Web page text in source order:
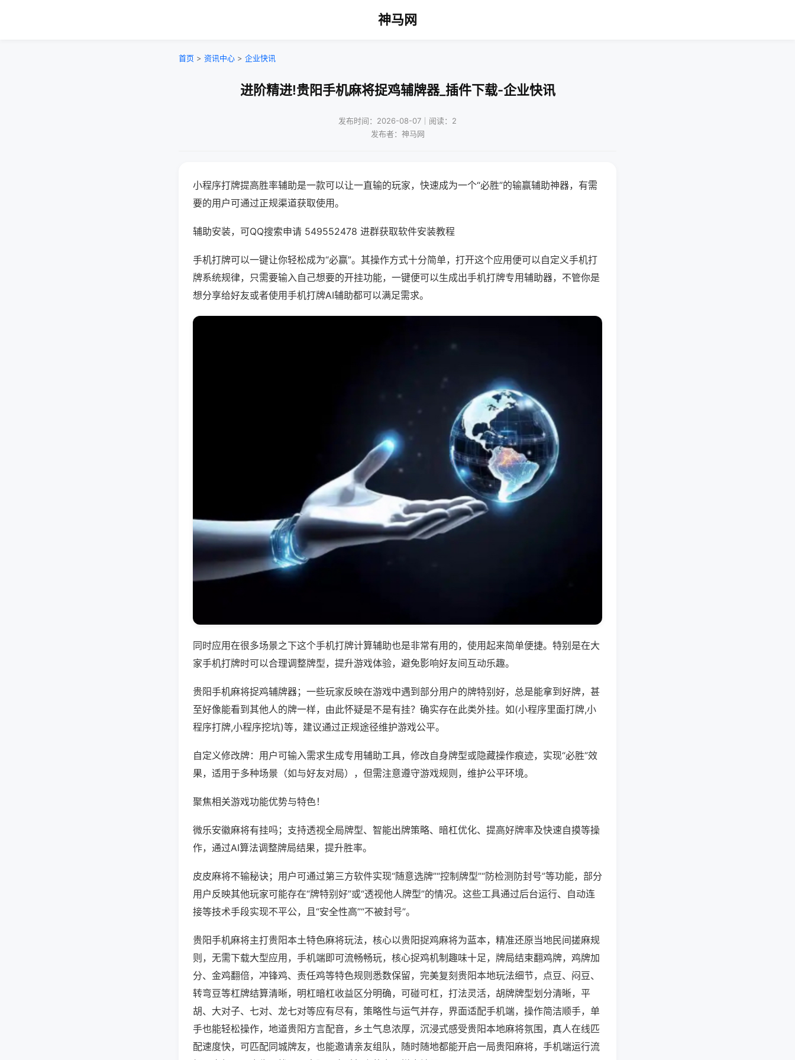
神马网
首页 > 资讯中心 > 企业快讯
进阶精进!贵阳手机麻将捉鸡辅牌器_插件下载-企业快讯
发布时间：2026-08-07｜阅读：2
发布者：神马网
小程序打牌提高胜率辅助是一款可以让一直输的玩家，快速成为一个“必胜”的输赢辅助神器，有需
要的用户可通过正规渠道获取使用。
辅助安装，可QQ搜索申请 549552478 进群获取软件安装教程
手机打牌可以一键让你轻松成为“必赢”。其操作方式十分简单，打开这个应用便可以自定义手机打
牌系统规律，只需要输入自己想要的开挂功能，一键便可以生成出手机打牌专用辅助器，不管你是
想分享给好友或者使用手机打牌AI辅助都可以满足需求。
同时应用在很多场景之下这个手机打牌计算辅助也是非常有用的，使用起来简单便捷。特别是在大
家手机打牌时可以合理调整牌型，提升游戏体验，避免影响好友间互动乐趣。
贵阳手机麻将捉鸡辅牌器；一些玩家反映在游戏中遇到部分用户的牌特别好，总是能拿到好牌，甚
至好像能看到其他人的牌一样，由此怀疑是不是有挂？确实存在此类外挂。如(小程序里面打牌,小
程序打牌,小程序挖坑)等，建议通过正规途径维护游戏公平。
自定义修改牌：用户可输入需求生成专用辅助工具，修改自身牌型或隐藏操作痕迹，实现“必胜”效
果，适用于多种场景（如与好友对局），但需注意遵守游戏规则，维护公平环境。
聚焦相关游戏功能优势与特色！
微乐安徽麻将有挂吗；支持透视全局牌型、智能出牌策略、暗杠优化、提高好牌率及快速自摸等操
作，通过AI算法调整牌局结果，提升胜率。
皮皮麻将不输秘诀；用户可通过第三方软件实现“随意选牌”“控制牌型”“防检测防封号”等功能，部分
用户反映其他玩家可能存在“牌特别好”或“透视他人牌型”的情况。这些工具通过后台运行、自动连
接等技术手段实现不平公，且“安全性高”“不被封号”。
贵阳手机麻将主打贵阳本土特色麻将玩法，核心以贵阳捉鸡麻将为蓝本，精准还原当地民间搓麻规
则，无需下载大型应用，手机端即可流畅畅玩，核心捉鸡机制趣味十足，牌局结束翻鸡牌，鸡牌加
分、金鸡翻倍，冲锋鸡、责任鸡等特色规则悉数保留，完美复刻贵阳本地玩法细节，点豆、闷豆、
转弯豆等杠牌结算清晰，明杠暗杠收益区分明确，可碰可杠，打法灵活，胡牌牌型划分清晰，平
胡、大对子、七对、龙七对等应有尽有，策略性与运气并存，界面适配手机端，操作简洁顺手，单
手也能轻松操作，地道贵阳方言配音，乡土气息浓厚，沉浸式感受贵阳本地麻将氛围，真人在线匹
配速度快，可匹配同城牌友，也能邀请亲友组队，随时随地都能开启一局贵阳麻将，手机端运行流